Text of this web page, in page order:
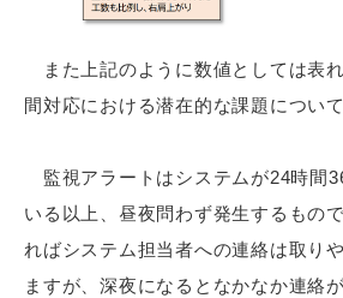
また上記のように数値としては表
間対応における潜在的な課題につい
監視アラートはシステムが24時間
いる以上、昼夜問わず発生するもの
ればシステム担当者への連絡は取り
ますが、深夜になるとなかなか連絡